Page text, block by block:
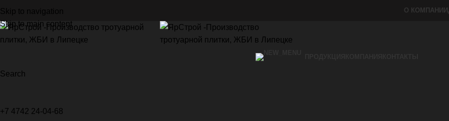
Skip to navigation
Skip to main content
О КОМПАНИИ
Search
+7 4742 24-04-68